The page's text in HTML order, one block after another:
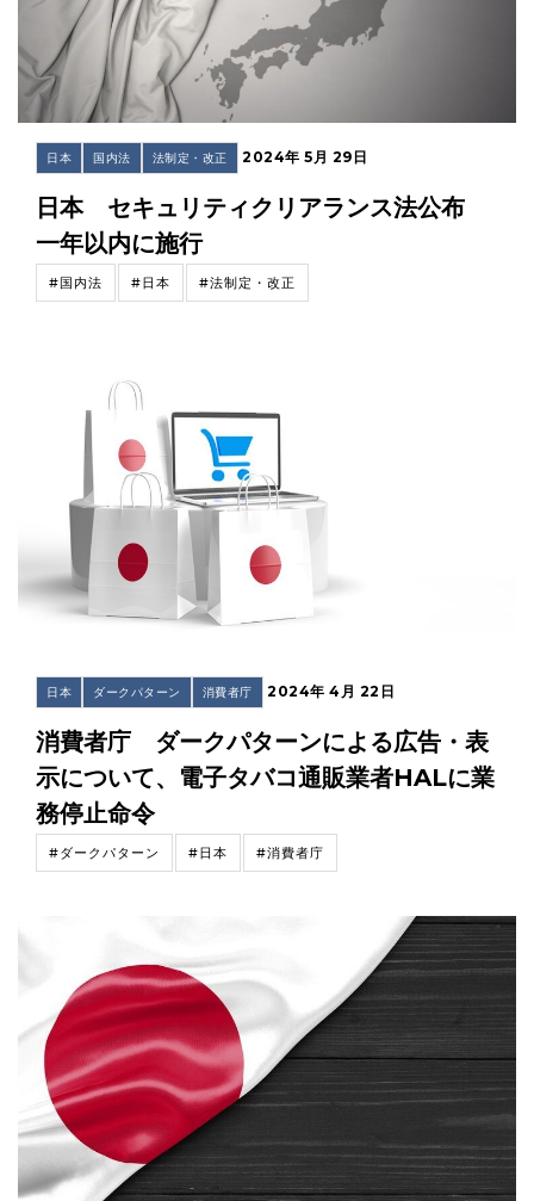
日本 国内法 法制定・改正 2024年 5月 29日
日本 セキュリティクリアランス法公布
一年以内に施行
#国内法 #日本 #法制定・改正
日本 ダークパターン 消費者庁 2024年 4月 22日
消費者庁 ダークパターンによる広告・表
示について、電子タバコ通販業者HALに業
務停止命令
#ダークパターン #日本 #消費者庁